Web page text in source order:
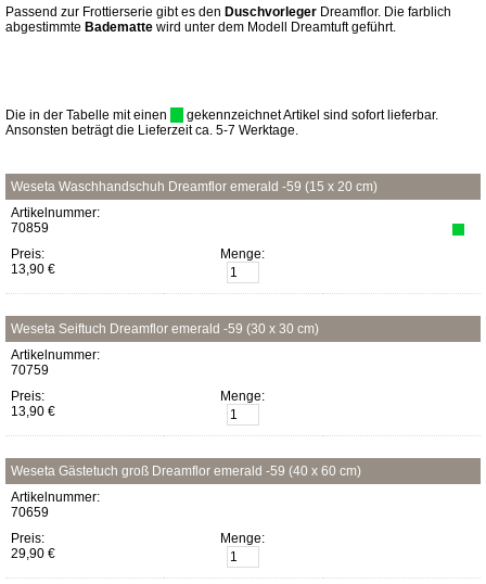
Passend zur Frottierserie gibt es den Duschvorleger Dreamflor. Die farblich
abgestimmte Badematte wird unter dem Modell Dreamtuft geführt.
Die in der Tabelle mit einen
gekennzeichnet Artikel sind sofort lieferbar.
Ansonsten beträgt die Lieferzeit ca. 5-7 Werktage.
Weseta Waschhandschuh Dreamflor emerald -59 (15 x 20 cm)
Artikelnummer:
70859
Preis:
13,90 €
Menge:
Weseta Seiftuch Dreamflor emerald -59 (30 x 30 cm)
Artikelnummer:
70759
Preis:
13,90 €
Menge:
Weseta Gästetuch groß Dreamflor emerald -59 (40 x 60 cm)
Artikelnummer:
70659
Preis:
29,90 €
Menge: